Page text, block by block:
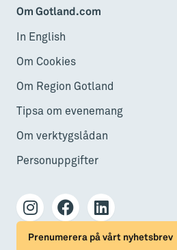
Om Gotland.com
In English
Om Cookies
Om Region Gotland
Tipsa om evenemang
Om verktygslådan
Personuppgifter
Prenumerera på vårt nyhetsbrev